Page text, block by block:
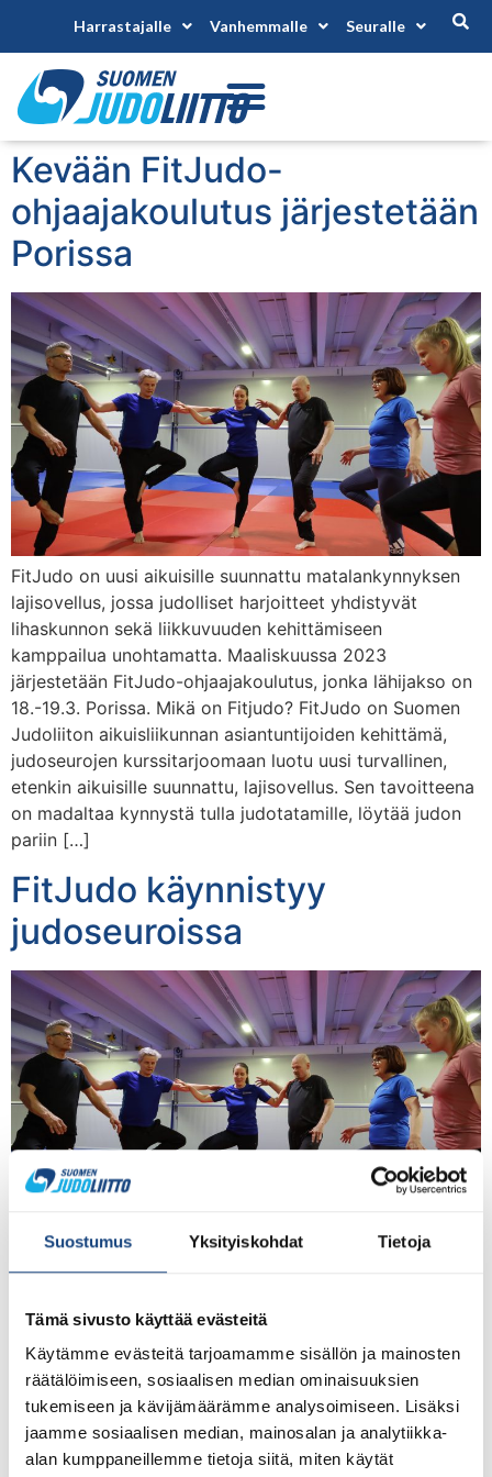
Suostumus Yksityiskohdat Tietoja
Tämä sivusto käyttää evästeitä
Käytämme evästeitä tarjoamamme sisällön ja mainosten
räätälöimiseen, sosiaalisen median ominaisuuksien
tukemiseen ja kävijämäärämme analysoimiseen. Lisäksi
jaamme sosiaalisen median, mainosalan ja analytiikka-
alan kumppaneillemme tietoja siitä, miten käytät
Harrastajalle Vanhemmalle Seuralle
Kevään FitJudo-
ohjaajakoulutus järjestetään
Porissa
FitJudo on uusi aikuisille suunnattu matalankynnyksen
lajisovellus, jossa judolliset harjoitteet yhdistyvät
lihaskunnon sekä liikkuvuuden kehittämiseen
kamppailua unohtamatta. Maaliskuussa 2023
järjestetään FitJudo-ohjaajakoulutus, jonka lähijakso on
18.-19.3. Porissa. Mikä on Fitjudo? FitJudo on Suomen
Judoliiton aikuisliikunnan asiantuntijoiden kehittämä,
judoseurojen kurssitarjoomaan luotu uusi turvallinen,
etenkin aikuisille suunnattu, lajisovellus. Sen tavoitteena
on madaltaa kynnystä tulla judotatamille, löytää judon
pariin […]
FitJudo käynnistyy
judoseuroissa
Liikkuvuutta, kestävyyttä, lihasvoimaa, tasapainoa,
kamppailua, oppimisen iloa ja hyvää oloa –
FitJudo, jonka harjoittelemisen voi nyt aloittaa
judoseuroissa eri puolella Suomea! Kuvat: Taina Saha
Mikä FitJudo? FitJudo on Suomen Judoliiton
aikuisliikunnan asiantuntijoiden kehittämä, judoseurojen
kurssitarjoomaan luotu uusi turvallinen, etenkin aikuisille
suunnattu, lajisovellus. Sen tavoitteena on madaltaa